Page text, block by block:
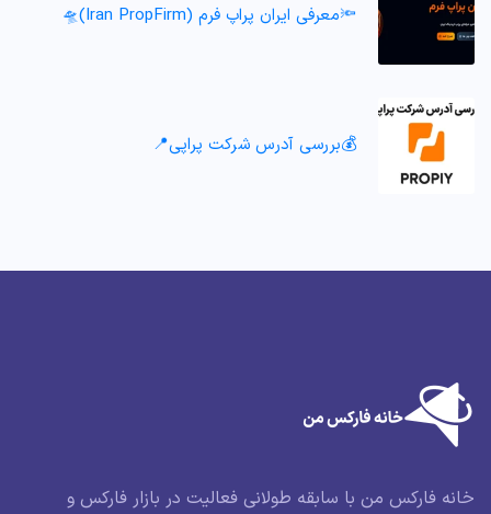
🔦معرفی ایران پراپ فرم (Iran PropFirm)🛸
💰بررسی آدرس شرکت پراپی📍
خانه فارکس من با سابقه طولانی فعالیت در بازار فارکس و